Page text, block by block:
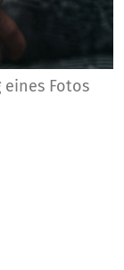
eines Fotos